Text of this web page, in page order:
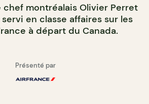
chef montréalais Olivier Perret
en classe affaires sur les
à départ du Canada.
Présenté par